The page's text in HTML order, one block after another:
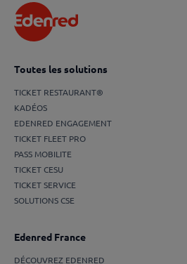
Toutes les solutions
TICKET RESTAURANT®
KADÉOS
EDENRED ENGAGEMENT
TICKET FLEET PRO
PASS MOBILITE
TICKET CESU
TICKET SERVICE
SOLUTIONS CSE
Edenred France
DÉCOUVREZ EDENRED